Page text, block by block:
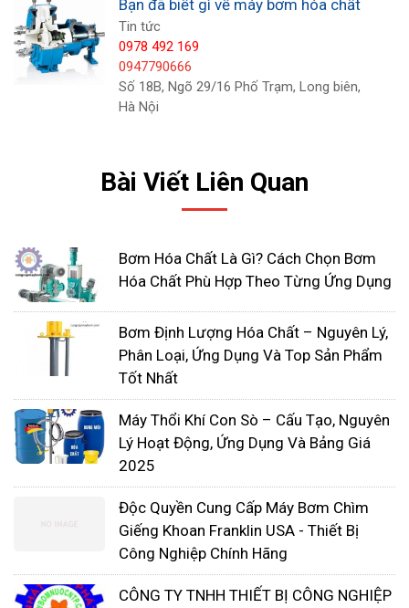
cực (có nghĩa là họ sử dụng lượng khí nạp để thu
một lượng chất lỏng nhất định và xả nó ở một
lượng cố định).
Bạn đã biết gì về máy bơm hóa chất
Tin tức
0978 492 169
0947790666
Số 18B, Ngõ 29/16 Phố Trạm, Long biên,
Hà Nội
Bài Viết Liên Quan
Bơm Hóa Chất Là Gì? Cách Chọn Bơm
Hóa Chất Phù Hợp Theo Từng Ứng Dụng
Bơm Định Lượng Hóa Chất – Nguyên Lý,
Phân Loại, Ứng Dụng Và Top Sản Phẩm
Tốt Nhất
Máy Thổi Khí Con Sò – Cấu Tạo, Nguyên
Lý Hoạt Động, Ứng Dụng Và Bảng Giá
2025
Độc Quyền Cung Cấp Máy Bơm Chìm
Giếng Khoan Franklin USA - Thiết Bị
Công Nghiệp Chính Hãng
CÔNG TY TNHH THIẾT BỊ CÔNG NGHIỆP